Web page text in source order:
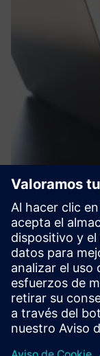
Digital
Eraneos drives
and
Asset
Customer
Organizationa...
Más información